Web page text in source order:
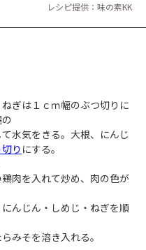
レシピ提供：味の素KK
ぎは１ｃｍ幅のぶつ切りに
水気をきる。大根、にんじ
り にする。
肉を入れて炒め、肉の色が
にんじん・しめじ・ねぎを順
みそを溶き入れる。